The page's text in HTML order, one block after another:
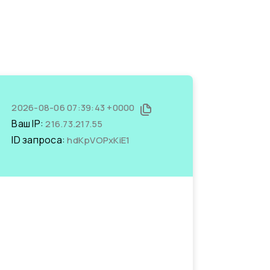
2026-08-06 07:39:43 +0000
Ваш IP:216.73.217.55
ID запроса:hdKpVOPxKiE1